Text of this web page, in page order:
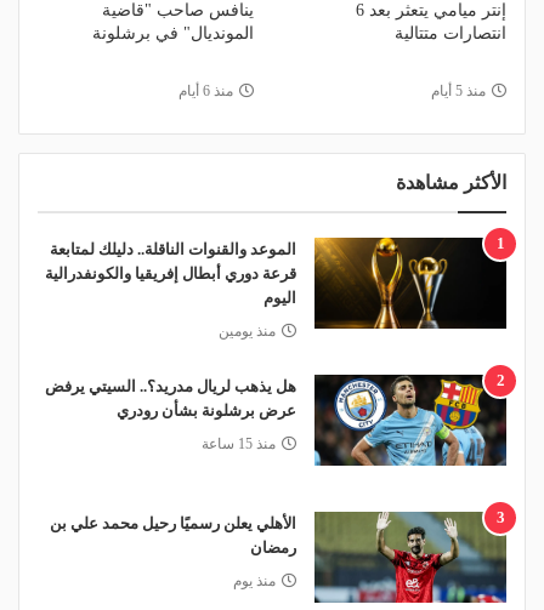
إنتر ميامي يتعثر بعد 6
انتصارات متتالية
منذ 5 أيام
ينافس صاحب "قاضية
المونديال" في برشلونة
منذ 6 أيام
الأكثر مشاهدة
1
الموعد والقنوات الناقلة.. دليلك لمتابعة
قرعة دوري أبطال إفريقيا والكونفدرالية
اليوم
منذ يومين
2
هل يذهب لريال مدريد؟.. السيتي يرفض
عرض برشلونة بشأن رودري
منذ 15 ساعة
3
الأهلي يعلن رسميًا رحيل محمد علي بن
رمضان
منذ يوم